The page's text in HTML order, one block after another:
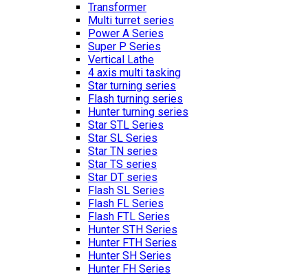
Transformer
Multi turret series
Power A Series
Super P Series
Vertical Lathe
4 axis multi tasking
Star turning series
Flash turning series
Hunter turning series
Star STL Series
Star SL Series
Star TN series
Star TS series
Star DT series
Flash SL Series
Flash FL Series
Flash FTL Series
Hunter STH Series
Hunter FTH Series
Hunter SH Series
Hunter FH Series